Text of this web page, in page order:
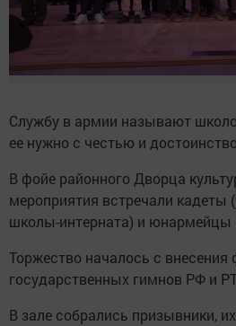
Службу в армии называют
ее нужно с честью и
В фойе районного Дворца
мероприятия встречали кадеты
школы-интерната) и юнармейцы
Торжество началось с внесения
государственных гимнов РФ и
В зале собрались призывники,